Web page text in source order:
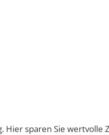
Hier sparen Sie wertvolle